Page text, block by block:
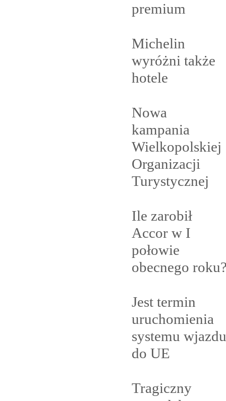
premium
Michelin
wyróżni także
hotele
Nowa
kampania
Wielkopolskiej
Organizacji
Turystycznej
Ile zarobił
Accor w I
połowie
obecnego
Jest termin
uruchomienia
systemu wjazdu
do UE
Tragiczny